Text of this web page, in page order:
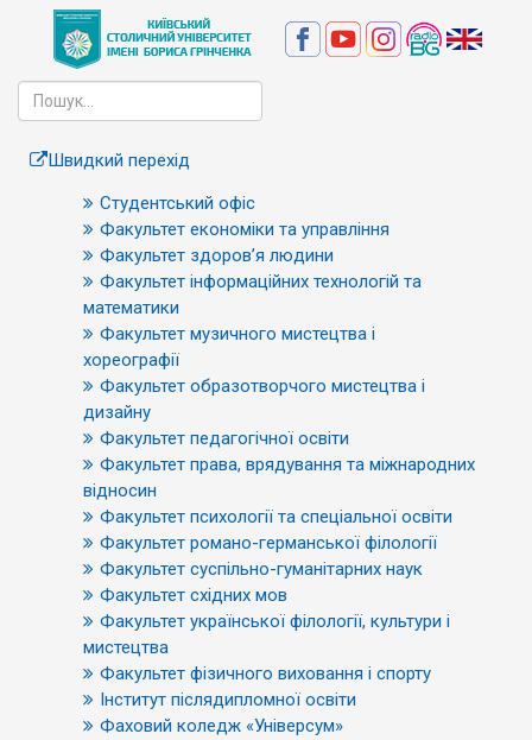
Швидкий перехід
Студентський офіс
Факультет економіки та управління
Факультет здоров’я людини
Факультет інформаційних технологій та
математики
Факультет музичного мистецтва і
хореографії
Факультет образотворчого мистецтва і
дизайну
Факультет педагогічної освіти
Факультет права, врядування та міжнародних
відносин
Факультет психології та спеціальної освіти
Факультет романо-германської філології
Факультет суспільно-гуманітарних наук
Факультет східних мов
Факультет української філології, культури і
мистецтва
Факультет фізичного виховання і спорту
Інститут післядипломної освіти
Фаховий коледж «Універсум»